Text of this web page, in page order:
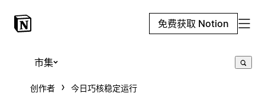
免费获取 Notion
市集
创作者 今日巧核稳定运行